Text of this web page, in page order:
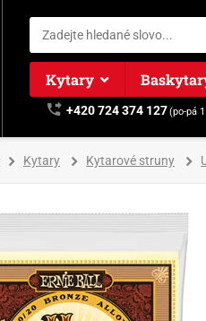
Kytary
+420 724 374 127(po-pá
Kytary Kytarové struny